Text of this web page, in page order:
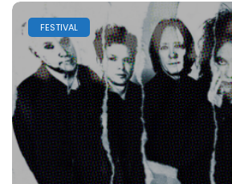
FESTIVAL